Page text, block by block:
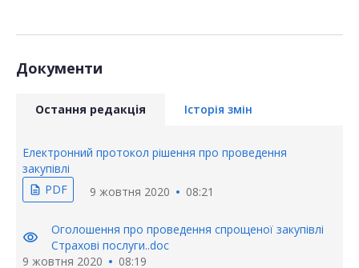
Документи
Остання редакція Історія змін
Електронний протокол рішення про проведення
закупівлі
description PDF 9 жовтня 2020 08:21
visibility
Оголошення про проведення спрощеної закупівлі
Страхові послуги..doc
9 жовтня 2020
08:19